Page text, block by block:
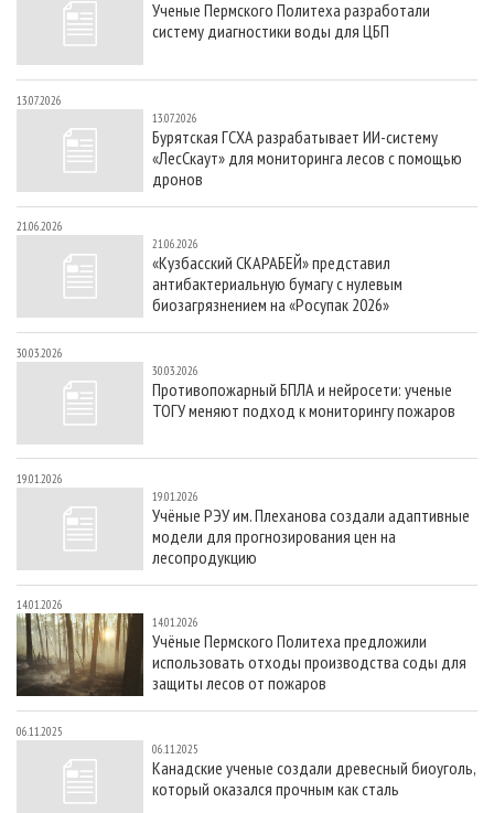
СУШКА ДРЕВЕСИНЫ
ПРОИЗВОДСТВО ДРЕВЕСНЫХ ПЛИТ
ДЕРЕВЯННОЕ ДОМОСТРОЕНИЕ
ПРОИЗВОДСТВО МЕБЕЛИ
БИОЭНЕРГЕТИКА
ЦБП
ИНСТРУМЕНТ И МАТЕРИАЛЫ
ПЕРСОНЫ
МОБИЛЬНЫЕ ВЫСТАВКИ
ПРИОРИТЕТНЫЕ ИНВЕСТПРОЕКТЫ
RUSSIAN FORESTRY REVIEW
ГАЗЕТА ЛЕСПРОМФОРУМ
БИБЛИОТЕКА СПЕЦИАЛИСТА
КОНТАКТЫ
РЕКЛАМА
Ученые Пермского Политеха разработали
систему диагностики воды для ЦБП
13.07.2026
13.07.2026
Бурятская ГСХА разрабатывает ИИ-систему
«ЛесСкаут» для мониторинга лесов с помощью
дронов
21.06.2026
21.06.2026
«Кузбасский СКАРАБЕЙ» представил
антибактериальную бумагу с нулевым
биозагрязнением на «Росупак 2026»
30.03.2026
30.03.2026
Противопожарный БПЛА и нейросети: ученые
ТОГУ меняют подход к мониторингу пожаров
19.01.2026
19.01.2026
Учёные РЭУ им. Плеханова создали адаптивные
модели для прогнозирования цен на
лесопродукцию
14.01.2026
14.01.2026
Учёные Пермского Политеха предложили
использовать отходы производства соды для
защиты лесов от пожаров
06.11.2025
06.11.2025
Канадские ученые создали древесный биоуголь,
который оказался прочным как сталь